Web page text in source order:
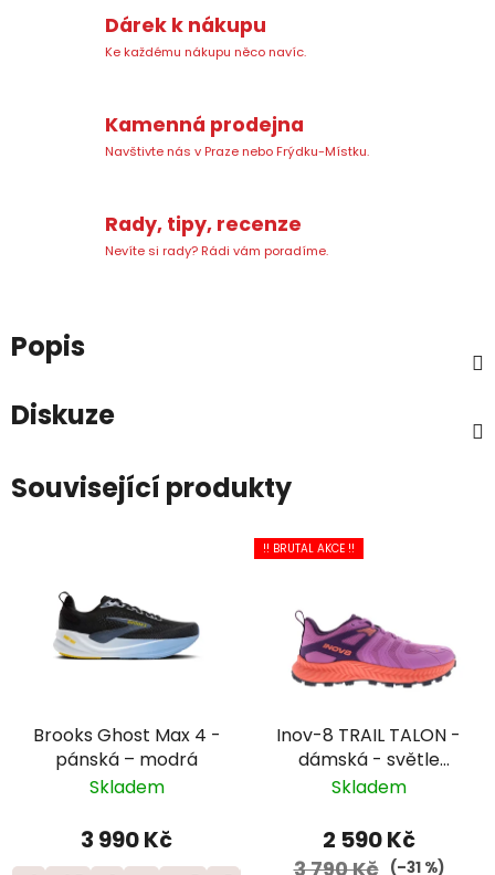
Dárek k nákupu
Ke každému nákupu něco navíc.
Kamenná prodejna
Navštivte nás v Praze nebo Frýdku-Místku.
Rady, tipy, recenze
Nevíte si rady? Rádi vám poradíme.
Popis
Diskuze
Související produkty
Brooks Ghost Max 4 -
pánská – modrá
Skladem
3 990 Kč
!! BRUTAL AKCE !!
Inov-8 TRAIL TALON -
dámská - světle
fialová
Skladem
2 590 Kč
3 790 Kč (–31 %)